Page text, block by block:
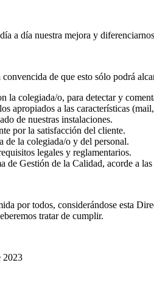
a día nuestra mejora y
de que esto sólo podrá
la colegiada/o, para detectar y
apropiados a las características
de nuestras instalaciones.
por la satisfacción del cliente.
de la colegiada/o y del personal.
legales y reglamentarios.
de Gestión de la Calidad, acorde a
por todos, considerándose esta
tratar de cumplir.
2023